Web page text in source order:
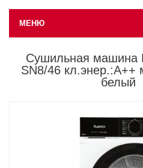
МЕНЮ
Сушильная машина
SN8/46 кл.энер.:A++
белый